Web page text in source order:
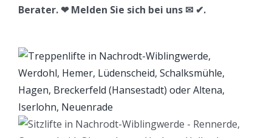
Berater. ❤ Melden Sie sich bei uns ✉ ✔.